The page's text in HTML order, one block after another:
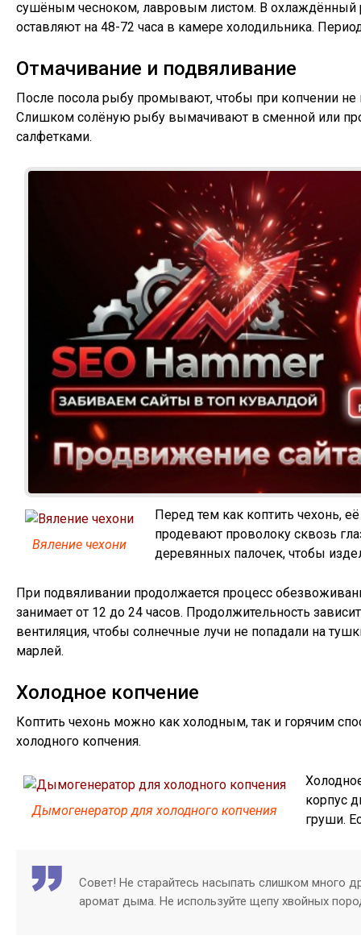
сушёным чесноком, лавровым листом. В охлаждённый
оставляют на 48-72 часа в камере холодильника.
Отмачивание и подвяливание
После посола рыбу промывают, чтобы при копчении
Слишком солёную рыбу вымачивают в сменной или
салфетками.
Вяление чехони
Перед тем как коптить чехонь,
продевают проволоку сквозь
деревянных палочек, чтобы
При подвяливании продолжается процесс
занимает от 12 до 24 часов. Продолжительность
вентиляция, чтобы солнечные лучи не попадали на
марлей.
Холодное копчение
Коптить чехонь можно как холодным, так и горячим
холодного копчения.
Дымогенератор для холодного копчения
корпус
груши.
Совет! Не старайтесь насыпать слишком много
аромат дыма. Не используйте щепу хвойных